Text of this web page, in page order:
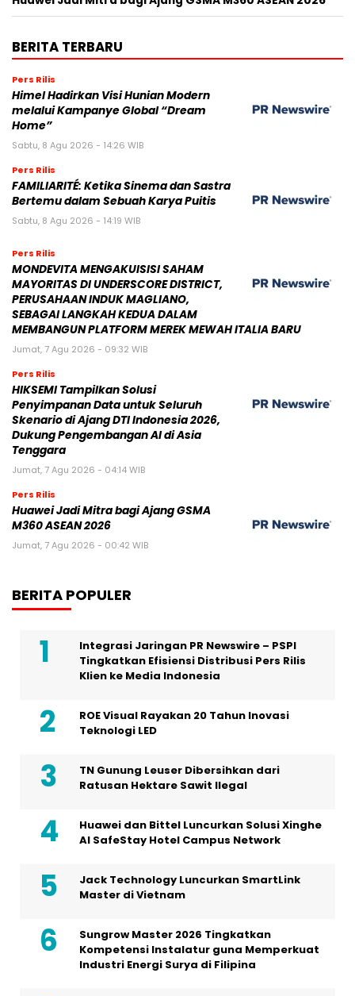
BERITA TERBARU
Pers Rilis
Himel Hadirkan Visi Hunian Modern
melalui Kampanye Global “Dream
Home”
Sabtu, 8 Agu 2026 - 14:26 WIB
Pers Rilis
FAMILIARITÉ: Ketika Sinema dan Sastra
Bertemu dalam Sebuah Karya Puitis
Sabtu, 8 Agu 2026 - 14:19 WIB
Pers Rilis
MONDEVITA MENGAKUISISI SAHAM
MAYORITAS DI UNDERSCORE DISTRICT,
PERUSAHAAN INDUK MAGLIANO,
SEBAGAI LANGKAH KEDUA DALAM
MEMBANGUN PLATFORM MEREK MEWAH ITALIA BARU
Jumat, 7 Agu 2026 - 09:32 WIB
Pers Rilis
HIKSEMI Tampilkan Solusi
Penyimpanan Data untuk Seluruh
Skenario di Ajang DTI Indonesia 2026,
Dukung Pengembangan AI di Asia
Tenggara
Jumat, 7 Agu 2026 - 04:14 WIB
Pers Rilis
Huawei Jadi Mitra bagi Ajang GSMA
M360 ASEAN 2026
Jumat, 7 Agu 2026 - 00:42 WIB
BERITA POPULER
Integrasi Jaringan PR Newswire – PSPI
Tingkatkan Efisiensi Distribusi Pers Rilis
Klien ke Media Indonesia
ROE Visual Rayakan 20 Tahun Inovasi
Teknologi LED
TN Gunung Leuser Dibersihkan dari
Ratusan Hektare Sawit Ilegal
Huawei dan Bittel Luncurkan Solusi Xinghe
Al SafeStay Hotel Campus Network
Jack Technology Luncurkan SmartLink
Master di Vietnam
Sungrow Master 2026 Tingkatkan
Kompetensi Instalatur guna Memperkuat
Industri Energi Surya di Filipina